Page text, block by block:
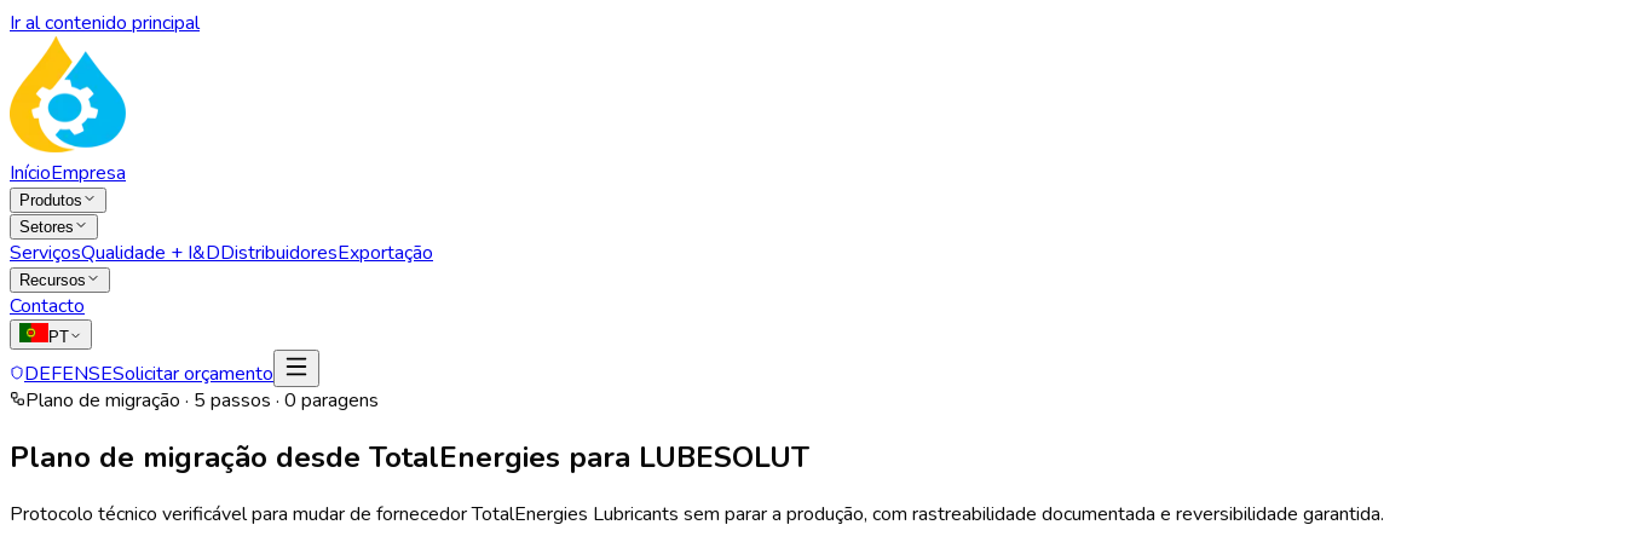
Ir al contenido principal
InícioEmpresa
Produtos
Setores
ServiçosQualidade + I&DDistribuidoresExportação
Recursos
Contacto
PT
DEFENSESolicitar orçamento
Plano de migração · 5 passos · 0 paragens
Plano de migração desde TotalEnergies para LUBESOLUT
Protocolo técnico verificável para mudar de fornecedor TotalEnergies Lubricants sem parar a produção, com rastreabilidade documentada e reversibilidade garantida.